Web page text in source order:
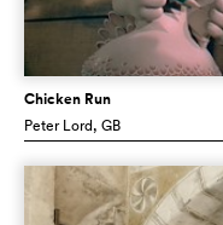
Chicken Run
Peter Lord, GB